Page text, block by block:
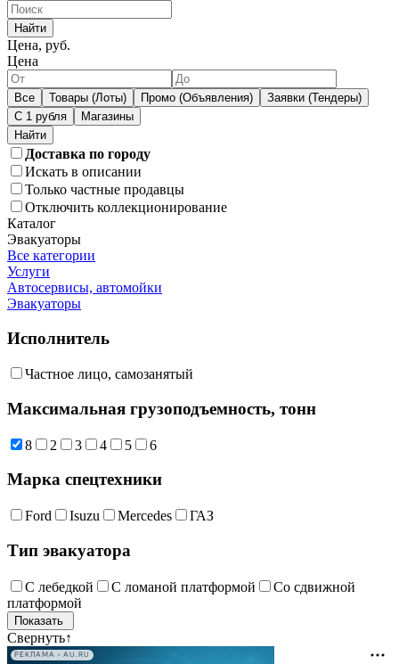
Найти
Цена, руб.
Цена
Все Товары (Лоты) Промо (Объявления)
Заявки (Тендеры)
С 1 рубля
Магазины
Доставка по городу
Искать в описании
Только частные продавцы
Отключить коллекционирование
Каталог
Эвакуаторы
Все категории
Услуги
Автосервисы, автомойки
Эвакуаторы
Исполнитель
Частное лицо, самозанятый
Максимальная грузоподъемность, тонн
8 2 3 4 5 6
Марка спецтехники
Ford Isuzu Mercedes ГАЗ
Тип эвакуатора
С лебедкой С ломаной платформой
Со сдвижной
платформой
Свернуть↑
РЕКЛАМА • AU.RU